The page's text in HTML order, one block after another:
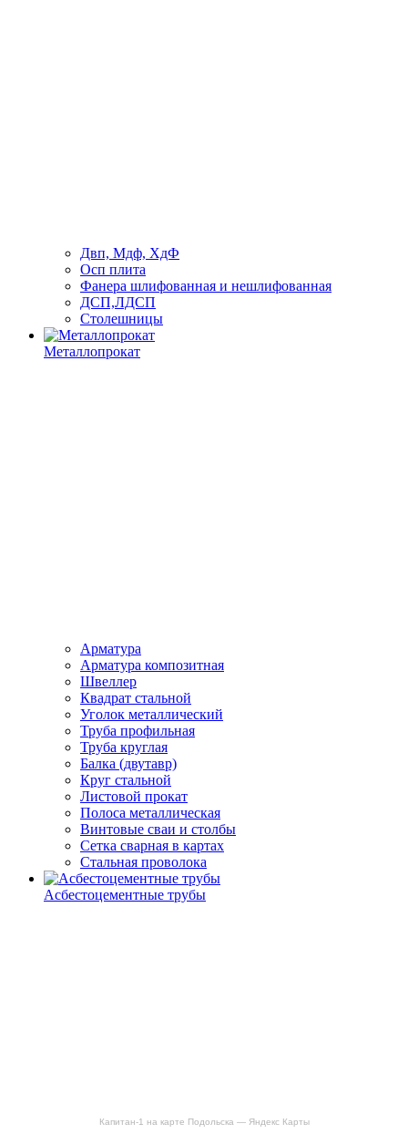
Капитан-1 на карте Подольска — Яндекс Карты
Двп, Мдф, ХдФ
Осп плита
Фанера шлифованная и нешлифованная
ДСП,ЛДСП
Столешницы
Металлопрокат
Арматура
Арматура композитная
Швеллер
Квадрат стальной
Уголок металлический
Труба профильная
Труба круглая
Балка (двутавр)
Круг стальной
Листовой прокат
Полоса металлическая
Винтовые сваи и столбы
Сетка сварная в картах
Стальная проволока
Асбестоцементные трубы